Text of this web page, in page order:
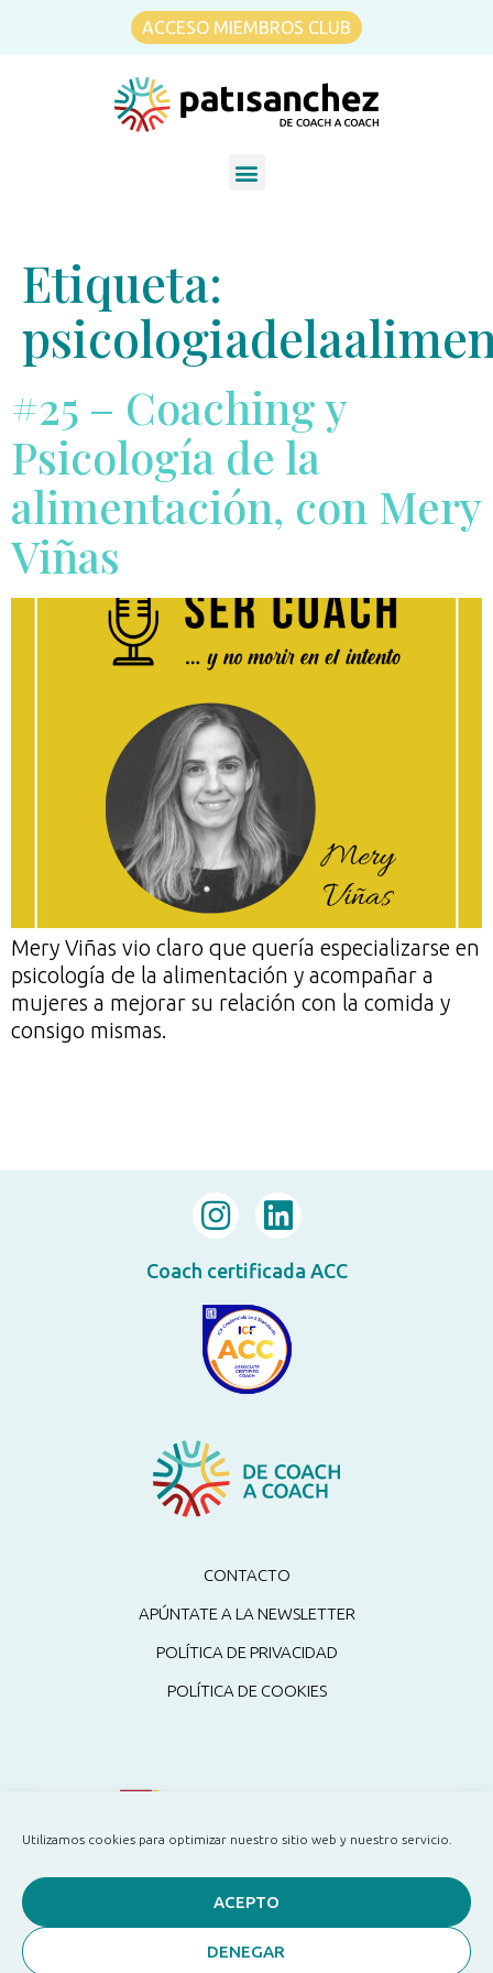
Utilizamos cookies para optimizar nuestro sitio web y nuestro servicio.
ACEPTO
DENEGAR
ACCESO MIEMBROS CLUB
Etiqueta:
#25 – Coaching y
Psicología de la
alimentación, con Mery
Viñas
Mery Viñas vio claro que quería especializarse en
psicología de la alimentación y acompañar a
mujeres a mejorar su relación con la comida y
consigo mismas.
CONTACTO
APÚNTATE A LA NEWSLETTER
POLÍTICA DE PRIVACIDAD
POLÍTICA DE COOKIES
Coach certificada ACC